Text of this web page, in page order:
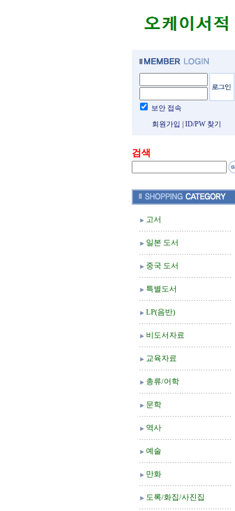
보안 접속
회원가입
ID/PW 찾기
검색
고서
일본 도서
중국 도서
특별도서
LP(음반)
비도서자료
교육자료
총류/어학
문학
역사
예술
만화
도록/화집/사진집